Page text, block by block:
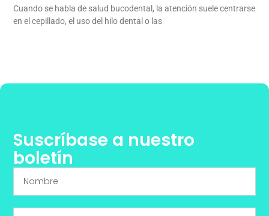
Cuando se habla de salud bucodental, la atención suele centrarse
en el cepillado, el uso del hilo dental o las
Suscríbase a nuestro
boletín